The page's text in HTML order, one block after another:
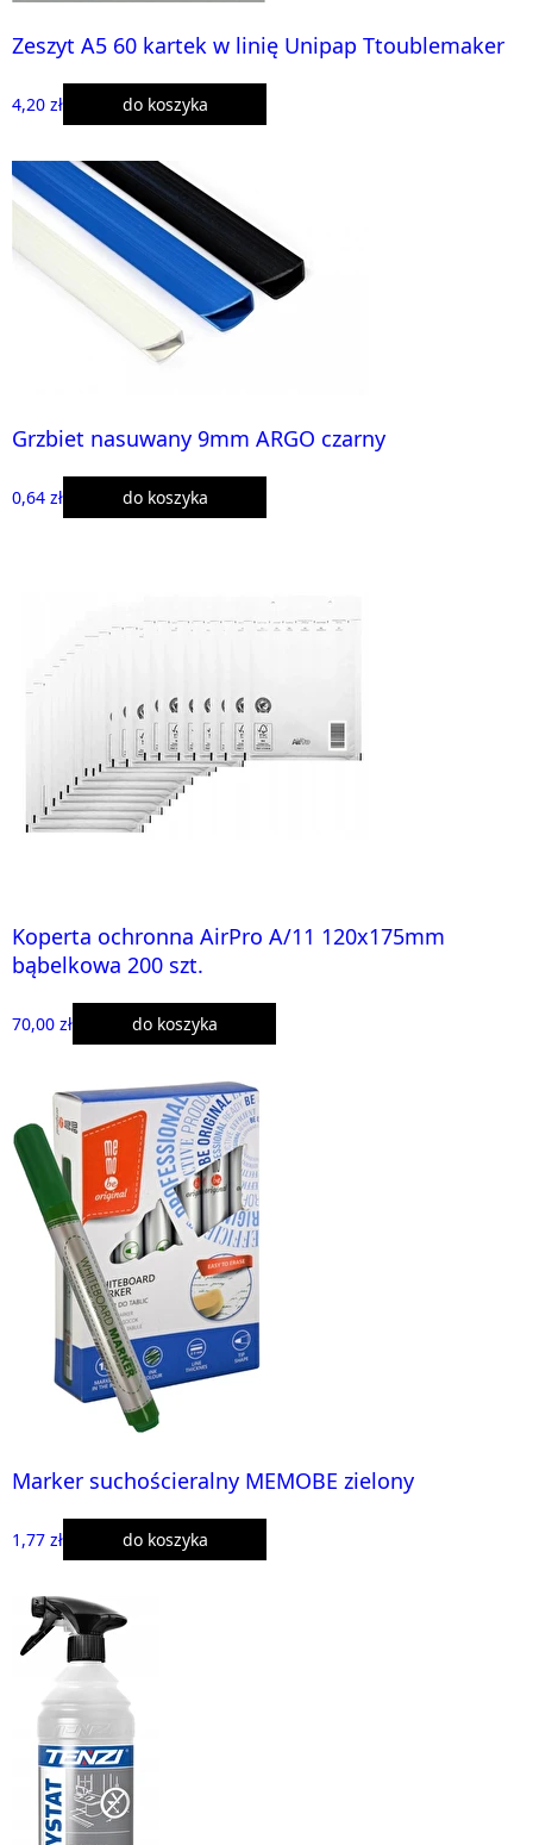
Zeszyt A5 60 kartek w linię Unipap Ttoublemaker
4,20 zł do koszyka
Grzbiet nasuwany 9mm ARGO czarny
0,64 zł do koszyka
Koperta ochronna AirPro A/11 120x175mm
bąbelkowa 200 szt.
70,00 zł do koszyka
Marker suchościeralny MEMOBE zielony
1,77 zł do koszyka